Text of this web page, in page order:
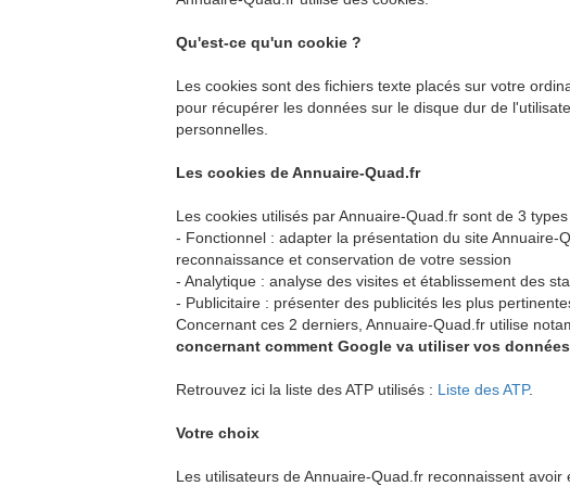
Qu'est-ce qu'un cookie ?
Les cookies sont des fichiers texte placés sur votre
pour récupérer les données sur le disque dur de
personnelles.
Les cookies de Annuaire-Quad.fr
Les cookies utilisés par Annuaire-Quad.fr sont de 3 types
- Fonctionnel : adapter la présentation du site
reconnaissance et conservation de votre session
- Analytique : analyse des visites et établissement des
- Publicitaire : présenter des publicités les plus
Concernant ces 2 derniers, Annuaire-Quad.fr utilise
concernant comment Google va utiliser vos
Retrouvez ici la liste des ATP utilisés : Liste des ATP.
Votre choix
Les utilisateurs de Annuaire-Quad.fr reconnaissent